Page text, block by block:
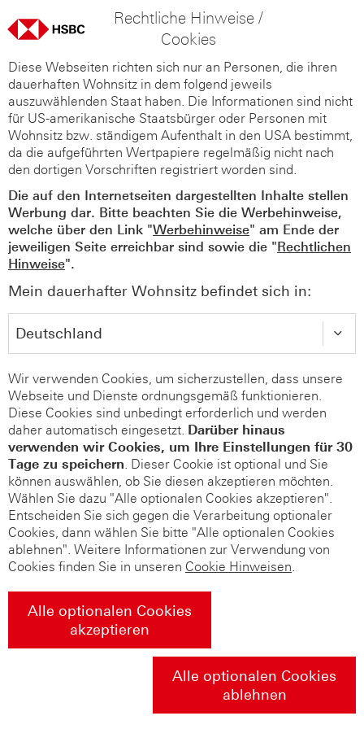
Rechtliche Hinweise /
Cookies
Diese Webseiten richten sich nur an Personen, die ihren
dauerhaften Wohnsitz in dem folgend jeweils
auszuwählenden Staat haben. Die Informationen sind nicht
für US-amerikanische Staatsbürger oder Personen mit
Wohnsitz bzw. ständigem Aufenthalt in den USA bestimmt,
da die aufgeführten Wertpapiere regelmäßig nicht nach
den dortigen Vorschriften registriert worden sind.
Die auf den Internetseiten dargestellten Inhalte stellen
Werbung dar. Bitte beachten Sie die Werbehinweise,
welche über den Link "Werbehinweise" am Ende der
jeweiligen Seite erreichbar sind sowie die "Rechtlichen
Hinweise".
Mein dauerhafter Wohnsitz befindet sich in:
Wir verwenden Cookies, um sicherzustellen, dass unsere
Webseite und Dienste ordnungsgemäß funktionieren.
Diese Cookies sind unbedingt erforderlich und werden
daher automatisch eingesetzt. Darüber hinaus
verwenden wir Cookies, um Ihre Einstellungen für 30
Tage zu speichern. Dieser Cookie ist optional und Sie
können auswählen, ob Sie diesen akzeptieren möchten.
Wählen Sie dazu "Alle optionalen Cookies akzeptieren".
Entscheiden Sie sich gegen die Verarbeitung optionaler
Cookies, dann wählen Sie bitte "Alle optionalen Cookies
ablehnen". Weitere Informationen zur Verwendung von
Cookies finden Sie in unseren Cookie Hinweisen.
Alle optionalen Cookies
akzeptieren
Alle optionalen Cookies
ablehnen